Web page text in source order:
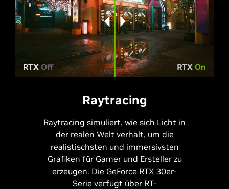
RTX On
RTX Off
Raytracing
Raytracing simuliert, wie sich Licht in
der realen Welt verhält, um die
realistischsten und immersivsten
Grafiken für Gamer und Ersteller zu
erzeugen. Die GeForce RTX 30er-
Serie verfügt über RT-